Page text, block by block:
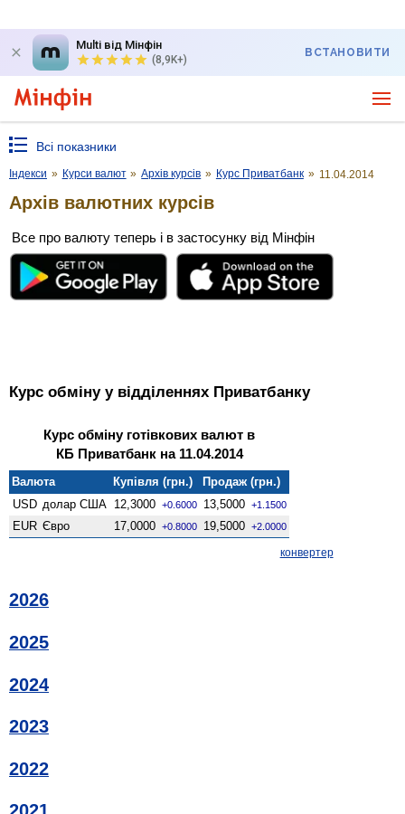
Multi від Мінфін
(8,9K+)
ВСТАНОВИТИ
Всі показники
Індекси » Курси валют » Архів курсів » Курс Приватбанк » 11.04.2014
Архів валютних курсів
Все про валюту теперь і в застосунку від Мінфін
Курс обміну у відділеннях Приватбанку
Курс обміну готівкових валют в
КБ Приватбанк на 11.04.2014
Валюта Купівля (грн.)
Продаж (грн.)
USD долар США 12,3000 +0.6000 13,5000 +1.1500
EUR Євро 17,0000 +0.8000 19,5000 +2.0000
конвертер
2026
2025
2024
2023
2022